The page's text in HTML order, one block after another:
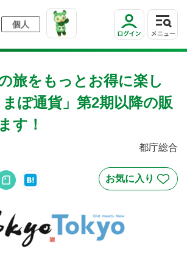
個人
旅をもっとお得に楽し
ぽ通貨」第2期以降の販
す！
都庁総合